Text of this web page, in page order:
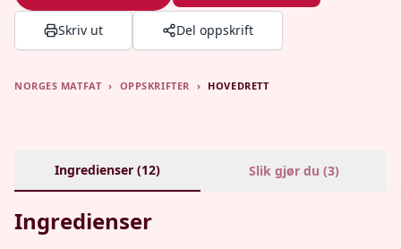
Skriv ut Del oppskrift
NORGES MATFAT › OPPSKRIFTER › HOVEDRETT
Ingredienser (12) Slik gjør du (3)
Ingredienser